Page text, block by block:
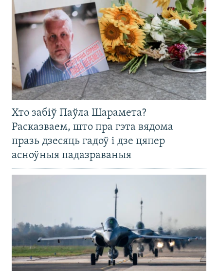
Хто забіў Паўла Шарамета?
Расказваем, што пра гэта вядома
празь дзесяць гадоў і дзе цяпер
асноўныя падазраваныя